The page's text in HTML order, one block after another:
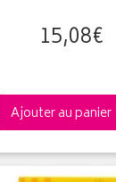
15,08€
Ajouter au panier